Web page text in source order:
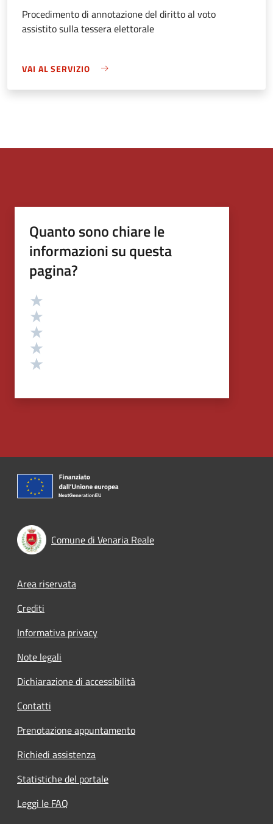
Procedimento di annotazione del diritto al voto
assistito sulla tessera elettorale
VAI AL SERVIZIO
Quanto sono chiare le
informazioni su questa
pagina?
Valutazione
Comune di Venaria Reale
Footer menu
Area riservata
Crediti
Informativa privacy
Note legali
Dichiarazione di accessibilità
Contatti
Prenotazione appuntamento
Richiedi assistenza
Statistiche del portale
Leggi le FAQ